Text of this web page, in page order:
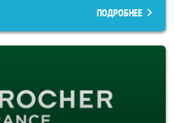
ПОДРОБНЕЕ